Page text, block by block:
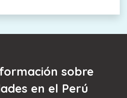
sobre
en el Perú